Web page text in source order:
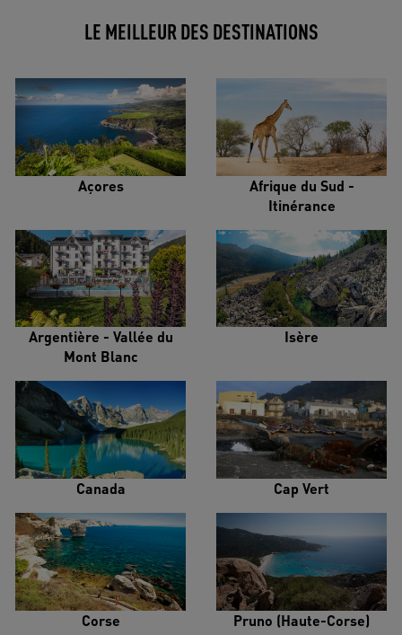
LE MEILLEUR DES DESTINATIONS
Açores
Afrique du Sud -
Itinérance
Argentière - Vallée du
Mont Blanc
Isère
Canada Cap Vert
Corse Pruno (Haute-Corse)